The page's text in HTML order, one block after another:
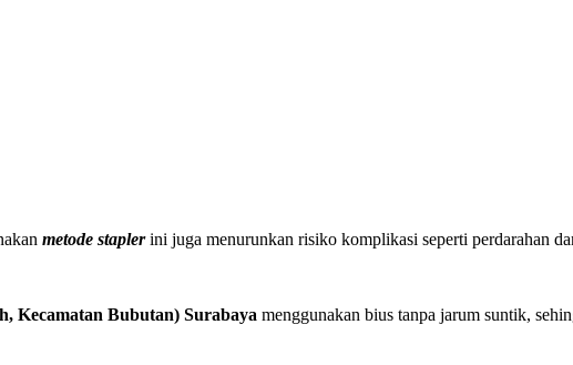
metode staplerini juga menurunkan risiko komplikasi seperti perdarahan
Kecamatan Bubutan) Surabaya menggunakan bius tanpa jarum suntik,